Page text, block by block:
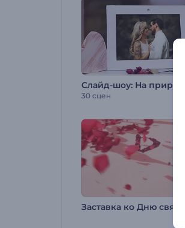
Слайд-шоу: На природе
30 сцен